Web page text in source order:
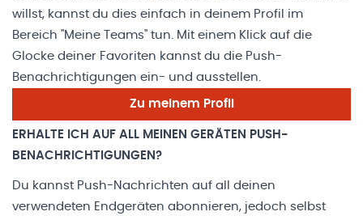
willst, kannst du dies einfach in deinem Profil im
Bereich "Meine Teams" tun. Mit einem Klick auf die
Glocke deiner Favoriten kannst du die Push-
Benachrichtigungen ein- und ausstellen.
Zu meinem Profil
ERHALTE ICH AUF ALL MEINEN GERÄTEN PUSH-
BENACHRICHTIGUNGEN?
Du kannst Push-Nachrichten auf all deinen
verwendeten Endgeräten abonnieren, jedoch selbst